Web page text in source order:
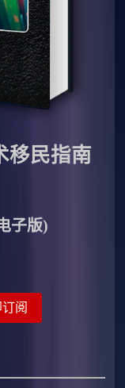
移民指南
子版)
阅